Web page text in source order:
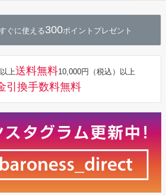
ジト
ぐに使える300ポイントプレゼント
上送料無料10,000円（税込）以上
引換手数料無料